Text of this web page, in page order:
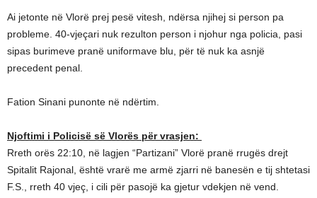
Ai jetonte në Vlorë prej pesë vitesh, ndërsa njihej si person pa
probleme. 40-vjeçari nuk rezulton person i njohur nga policia, pasi
sipas burimeve pranë uniformave blu, për të nuk ka asnjë
precedent penal.
Fation Sinani punonte në ndërtim.
Njoftimi i Policisë së Vlorës për vrasjen:
Rreth orës 22:10, në lagjen “Partizani” Vlorë pranë rrugës drejt
Spitalit Rajonal, është vrarë me armë zjarri në banesën e tij shtetasi
F.S., rreth 40 vjeç, i cili për pasojë ka gjetur vdekjen në vend.